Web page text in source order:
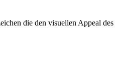
die den visuellen Appeal des